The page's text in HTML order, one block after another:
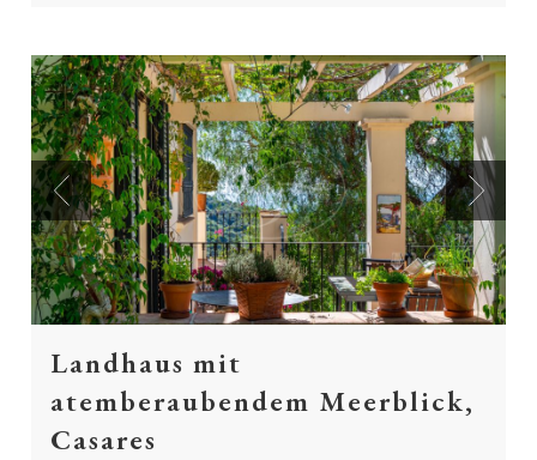
Previous Next
Landhaus mit
atemberaubendem Meerblick,
Casares